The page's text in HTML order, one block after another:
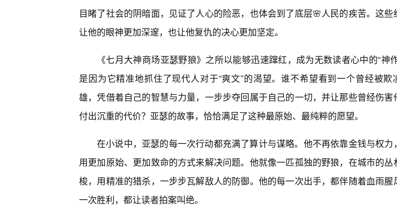
目睹了社会的阴暗面，见证了人心的险恶，也体会到了底层🌸人民的疾苦。这些
让他的眼神更加深邃，也让他复仇的决心更加坚定。
《七月大神商场亚瑟野狼》之所以能够迅速蹿红，成为无数读者心中的“神
是因为它精准地抓住了现代人对于“爽文”的渴望。谁不希望看到一个曾经被欺
雄，凭借着自己的智慧与力量，一步步夺回属于自己的一切，并让那些曾经伤害
付出沉重的代价？亚瑟的故事，恰恰满足了这种最原始、最纯粹的愿望。
在小说中，亚瑟的每一次行动都充满了算计与谋略。他不再依靠金钱与权力
用更加原始、更加致命的方式来解决问题。他就像一匹孤独的野狼，在城市的丛
梭，用精准的猎杀，一步步瓦解敌人的防御。他的每一次出手，都伴随着血雨腥
一次胜利，都让读者拍案叫绝。